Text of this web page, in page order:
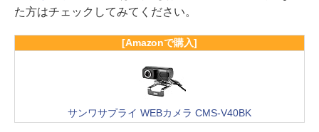
た方はチェックしてみてください。
[Amazonで購入]
サンワサプライ WEBカメラ CMS-V40BK